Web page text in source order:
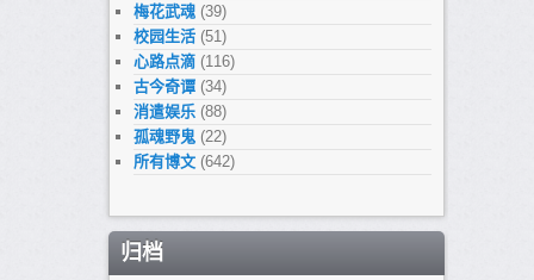
梅花武魂(39)
校园生活(51)
心路点滴(116)
古今奇谭(34)
消遣娱乐(88)
孤魂野鬼 (22)
所有博文(642)
归档